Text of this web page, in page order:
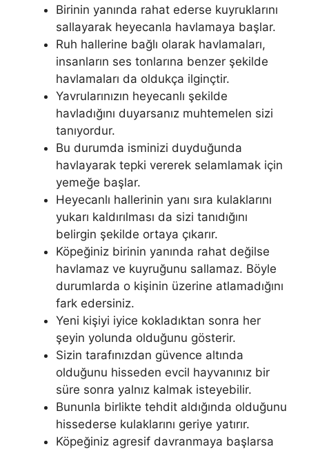
Birinin yanında rahat ederse kuyruklarını
sallayarak heyecanla havlamaya başlar.
Ruh hallerine bağlı olarak havlamaları,
insanların ses tonlarına benzer şekilde
havlamaları da oldukça ilginçtir.
Yavrularınızın heyecanlı şekilde
havladığını duyarsanız muhtemelen sizi
tanıyordur.
Bu durumda isminizi duyduğunda
havlayarak tepki vererek selamlamak için
yemeğe başlar.
Heyecanlı hallerinin yanı sıra kulaklarını
yukarı kaldırılması da sizi tanıdığını
belirgin şekilde ortaya çıkarır.
Köpeğiniz birinin yanında rahat değilse
havlamaz ve kuyruğunu sallamaz. Böyle
durumlarda o kişinin üzerine atlamadığını
fark edersiniz.
Yeni kişiyi iyice kokladıktan sonra her
şeyin yolunda olduğunu gösterir.
Sizin tarafınızdan güvence altında
olduğunu hisseden evcil hayvanınız bir
süre sonra yalnız kalmak isteyebilir.
Bununla birlikte tehdit aldığında olduğunu
hissederse kulaklarını geriye yatırır.
Köpeğiniz agresif davranmaya başlarsa